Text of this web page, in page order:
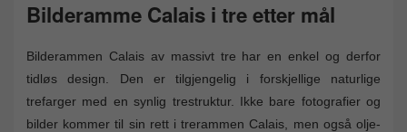
Bilderamme Calais i tre etter mål
Bilderammen Calais av massivt tre har en enkel og derfor
tidløs design. Den er tilgjengelig i forskjellige naturlige
trefarger med en synlig trestruktur. Ikke bare fotografier og
bilder kommer til sin rett i trerammen Calais, men også olje-